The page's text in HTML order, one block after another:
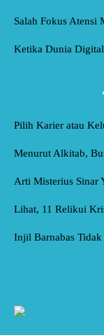
Salah Fokus Atensi
Ketika Dunia
Pilih Karier atau
Menurut Alkitab,
Arti Misterius Sinar
Lihat, 11 Relikui
Injil Barnabas